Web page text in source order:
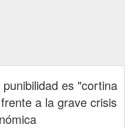
es "cortina
a la grave crisis